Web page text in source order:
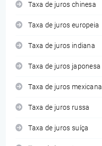
Taxa de juros chinesa
Taxa de juros europeia
Taxa de juros indiana
Taxa de juros japonesa
Taxa de juros mexicana
Taxa de juros russa
Taxa de juros suíça